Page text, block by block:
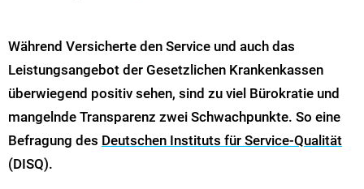
Während Versicherte den Service und auch das
Leistungsangebot der Gesetzlichen Krankenkassen
überwiegend positiv sehen, sind zu viel Bürokratie und
mangelnde Transparenz zwei Schwachpunkte. So eine
Befragung des Deutschen Instituts für Service-Qualität
(DISQ).